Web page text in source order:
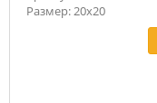
Размер: 20х20